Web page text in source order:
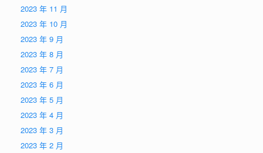
2023 年 11 月
2023 年 10 月
2023 年 9 月
2023 年 8 月
2023 年 7 月
2023 年 6 月
2023 年 5 月
2023 年 4 月
2023 年 3 月
2023 年 2 月